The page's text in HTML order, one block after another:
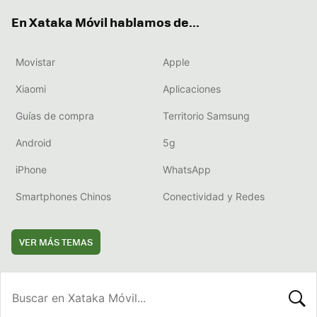
En Xataka Móvil hablamos de...
Movistar Apple
Xiaomi Aplicaciones
Guías de compra Territorio Samsung
Android 5g
iPhone WhatsApp
Smartphones Chinos Conectividad y Redes
VER MÁS TEMAS